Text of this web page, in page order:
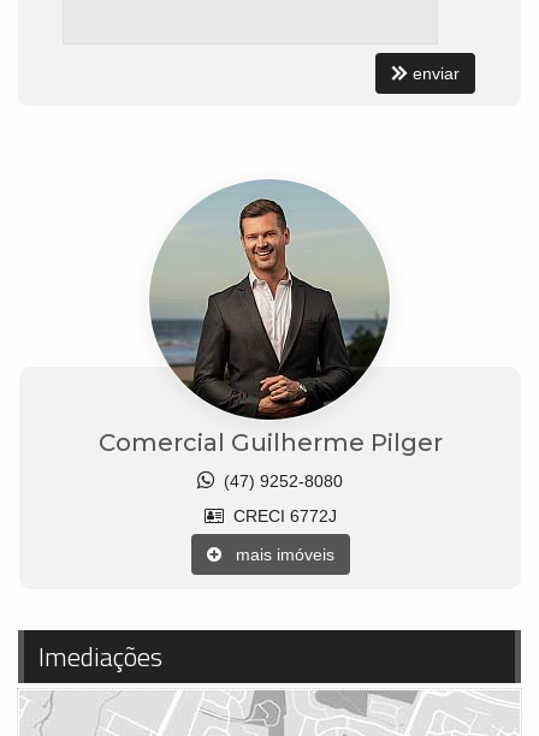
enviar
Comercial Guilherme Pilger
(47) 9252-8080
CRECI 6772J
mais imóveis
Imediações